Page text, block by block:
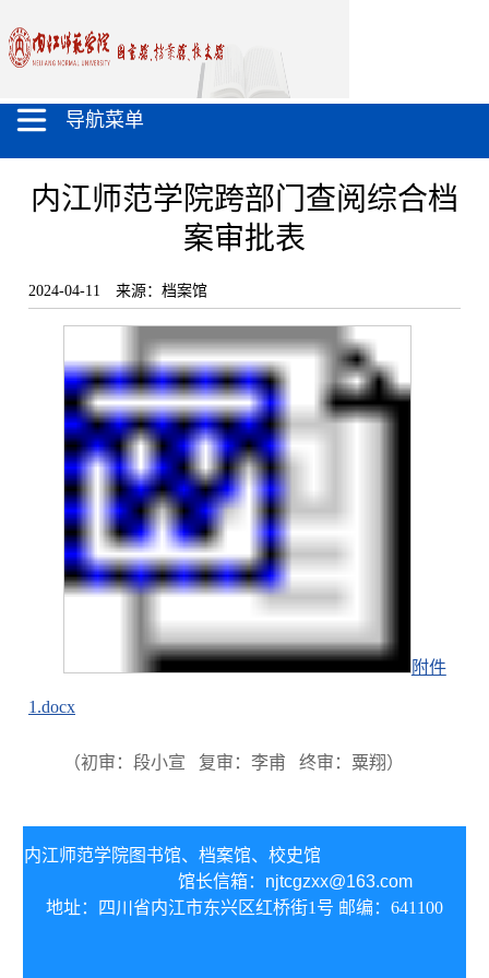
导航菜单
内江师范学院跨部门查阅综合档
案审批表
2024-04-11 来源：档案馆
附件
1.docx
（初审：段小宣 复审：李甫 终审：粟翔）
内江师范学院图书馆、 档案馆、校史馆
馆长信箱： njtcgzxx@163.com
地址：四川省内江市东兴区红桥街1号 邮编：641100